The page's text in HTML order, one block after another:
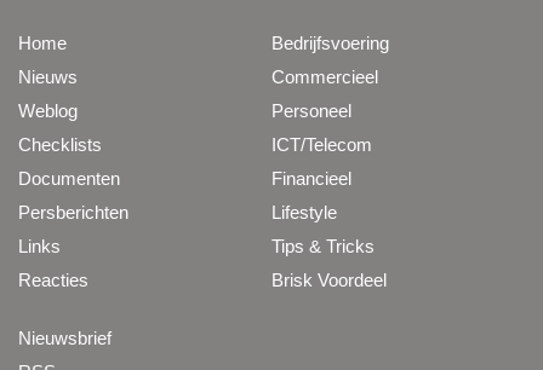
Home
Nieuws
Weblog
Checklists
Documenten
Persberichten
Links
Reacties
Bedrijfsvoering
Commercieel
Personeel
ICT/Telecom
Financieel
Lifestyle
Tips & Tricks
Brisk Voordeel
Nieuwsbrief